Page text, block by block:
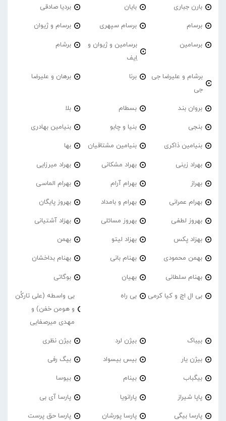
بارن جباری بایان بردیا صادقی
برسام برسام سپهری برسام و ژیوان
برسامین
برسامین و ژیوان و
اِیف
برشام
برشام و علیرضا جی
جی
برنا برهان و علیرضا
بروان بند بسطام بلا
بنجی بنیا و چابو بنیامین بهادری
بنیامین ذاکری بنیامین مشتاقیان بها
بهراد زینی بهراد مشکانی بهراد میرزایی
بهراز بهرام آرام بهرام الماسی
بهرام عمرانی بهرام و بامداد بهروز پایگان
بهروز لطفی بهروز مسائلی بهزاد آشتیانی
بهزاد پکس بهزاد لیتو بهمن
بهمن محمودی بهنام بانی بهنام بداخشان
بهنام سلطانی بهیان بوگاتی
بی ال اچ و کیا کرمی بی راه
بی واسطه (علی تارکُن
و هومن خفن) و
مهدی میرصفایی
بیباک بیژن لرد بیژن نظری
بیژن یار بیس بیسواد بیگ رفی
بیگباب بینام بیوسا
پاپا شیراز پارانویا پارسا آی بی
پارسا بیگی پارسا پورشان پارسا حق پرست